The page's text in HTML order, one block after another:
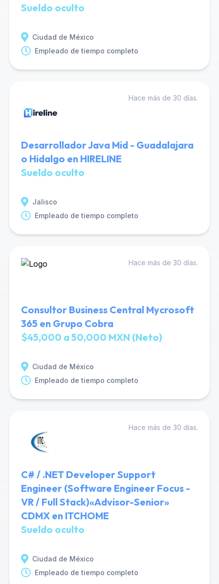
Sueldo oculto
Ciudad de México
Empleado de tiempo completo
Hace más de 30 días.
Desarrollador Java Mid - Guadalajara
o Hidalgo en HIRELINE
Sueldo oculto
Jalisco
Empleado de tiempo completo
Hace más de 30 días.
Consultor Business Central Mycrosoft
365 en Grupo Cobra
$45,000 a 50,000 MXN (Neto)
Ciudad de México
Empleado de tiempo completo
Hace más de 30 días.
C# / .NET Developer Support
Engineer (Software Engineer Focus -
VR / Full Stack)«Advisor-Senior»
CDMX en ITCHOME
Sueldo oculto
Ciudad de México
Empleado de tiempo completo